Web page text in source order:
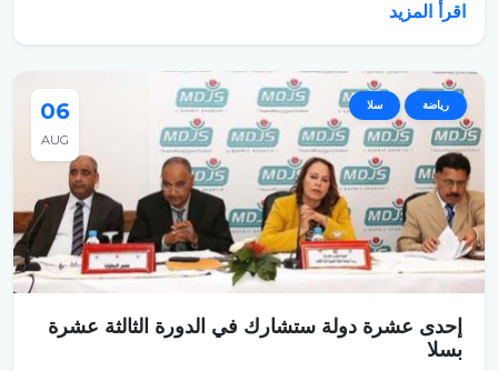
اقرأ المزيد
06
AUG
رياضة سلا
إحدى عشرة دولة ستشارك في الدورة الثالثة عشرة
بسلا